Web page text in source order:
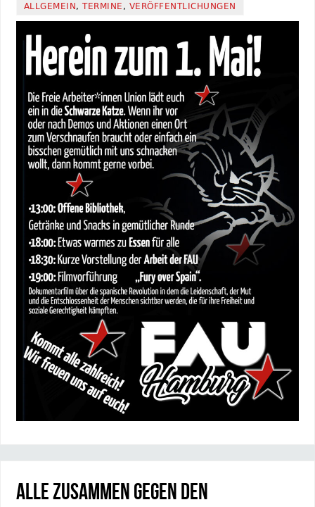
ALLGEMEIN,TERMINE , VERÖFFENTLICHUNGEN
Alle zusammen gegen den